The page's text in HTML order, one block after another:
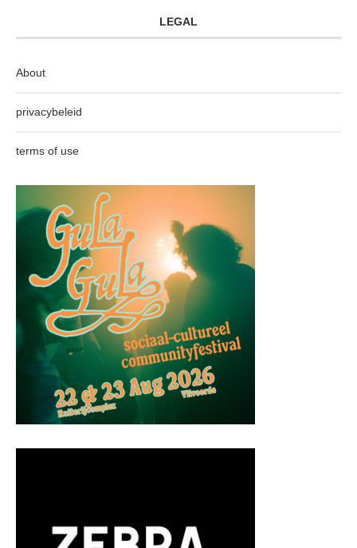
LEGAL
About
privacybeleid
terms of use